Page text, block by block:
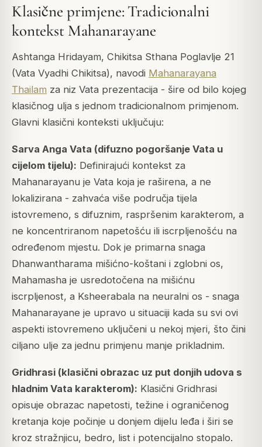
Klasične primjene: Tradicionalni
kontekst Mahanarayane
Ashtanga Hridayam, Chikitsa Sthana Poglavlje 21
(Vata Vyadhi Chikitsa), navodi Mahanarayana
Thailam za niz Vata prezentacija - šire od bilo kojeg
klasičnog ulja s jednom tradicionalnom primjenom.
Glavni klasični konteksti uključuju:
Sarva Anga Vata (difuzno pogoršanje Vata u
cijelom tijelu): Definirajući kontekst za
Mahanarayanu je Vata koja je raširena, a ne
lokalizirana - zahvaća više područja tijela
istovremeno, s difuznim, raspršenim karakterom, a
ne koncentriranom napetošću ili iscrpljenošću na
određenom mjestu. Dok je primarna snaga
Dhanwantharama mišićno-koštani i zglobni os,
Mahamasha je usredotočena na mišićnu
iscrpljenost, a Ksheerabala na neuralni os - snaga
Mahanarayane je upravo u situaciji kada su svi ovi
aspekti istovremeno uključeni u nekoj mjeri, što čini
ciljano ulje za jednu primjenu manje prikladnim.
Gridhrasi (klasični obrazac uz put donjih udova s
hladnim Vata karakterom): Klasični Gridhrasi
opisuje obrazac napetosti, težine i ograničenog
kretanja koje počinje u donjem dijelu leđa i širi se
kroz stražnjicu, bedro, list i potencijalno stopalo.